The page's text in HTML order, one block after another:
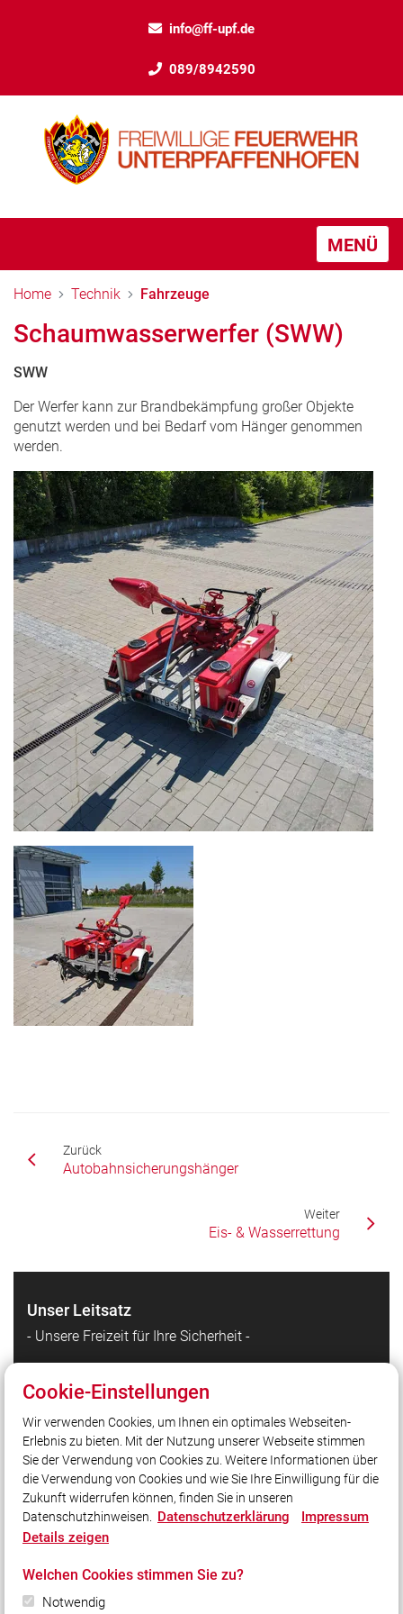
info@ff-upf.de
089/8942590
MENÜ
Home Technik Fahrzeuge
Schaumwasserwerfer (SWW)
SWW
Der Werfer kann zur Brandbekämpfung großer Objekte
genutzt werden und bei Bedarf vom Hänger genommen
werden.
Zurück
Autobahnsicherungshänger
Weiter
Eis- & Wasserrettung
Unser Leitsatz
- Unsere Freizeit für Ihre Sicherheit -
Quicklinks
Stadt Germering
Freiwillige Feuerwehr Germering
YouTube
Social Media
Bleiben Sie mit uns in Kontakt und vernetzen Sie sich
mit uns!
Cookie-Einstellungen
Wir verwenden Cookies, um Ihnen ein optimales Webseiten-
Erlebnis zu bieten. Mit der Nutzung unserer Webseite stimmen
Sie der Verwendung von Cookies zu. Weitere Informationen über
die Verwendung von Cookies und wie Sie Ihre Einwilligung für die
Zukunft widerrufen können, finden Sie in unseren
Datenschutzhinweisen. Datenschutzerklärung
Impressum
Details zeigen
Welchen Cookies stimmen Sie zu?
Notwendig